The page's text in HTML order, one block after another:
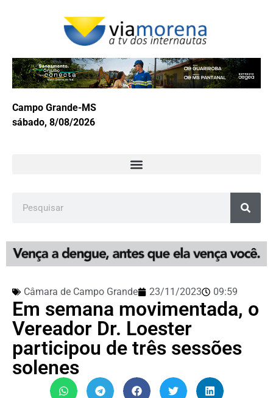
Campo Grande-MS
sábado, 8/08/2026
Câmara de Campo Grande 23/11/2023 09:59
Em semana movimentada, o
Vereador Dr. Loester
participou de três sessões
solenes